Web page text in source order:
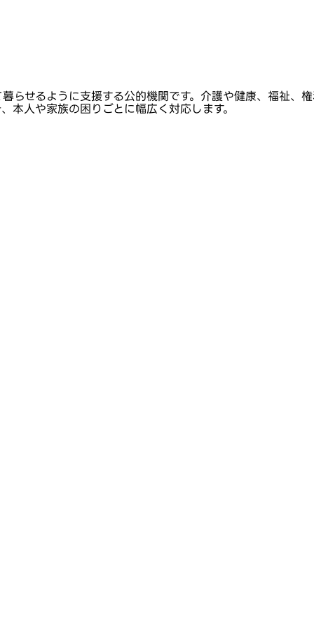
らせるように支援する公的機関です。介護や健康、福祉、
本人や家族の困りごとに幅広く対応します。